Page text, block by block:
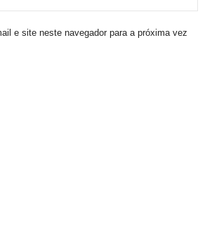
e site neste navegador para a próxima vez